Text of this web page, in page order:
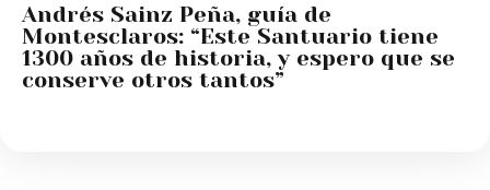
Andrés Sainz Peña, guía de
Montesclaros: “Este Santuario tiene
1300 años de historia, y espero que se
conserve otros tantos”